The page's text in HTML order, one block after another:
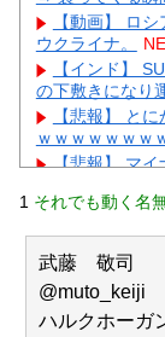
【動画】 ロ
ウクライナ。
【インド】
の下敷きになり
【悲報】 と
ｗｗｗｗｗｗｗ
【悲報】 マイ
【画像】 週刊
う微妙な漫画を
飲み屋でケン
【警告】 医師
薬”が日本では
1 それでも動く名
武藤 敬司
@muto_keiji
ハルクホーガ